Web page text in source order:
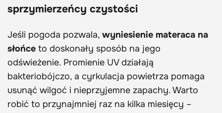
sprzymierzeńcy czystości
Jeśli pogoda pozwala, wyniesienie materaca na
słońce to doskonały sposób na jego
odświeżenie. Promienie UV działają
bakteriobójczo, a cyrkulacja powietrza pomaga
usunąć wilgoć i nieprzyjemne zapachy. Warto
robić to przynajmniej raz na kilka miesięcy –